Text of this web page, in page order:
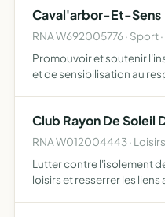
Caval'arbor-Et-Sens
RNA W692005776 · Sport
Promouvoir et soutenir
et de sensibilisation au
Club Rayon De Soleil
RNA W012004443 ·
Lutter contre l'isolement
loisirs et resserrer les